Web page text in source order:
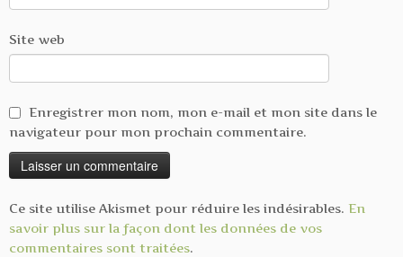
Site web
Enregistrer mon nom, mon e-mail et mon site dans le
navigateur pour mon prochain commentaire.
Ce site utilise Akismet pour réduire les indésirables. En
savoir plus sur la façon dont les données de vos
commentaires sont traitées.